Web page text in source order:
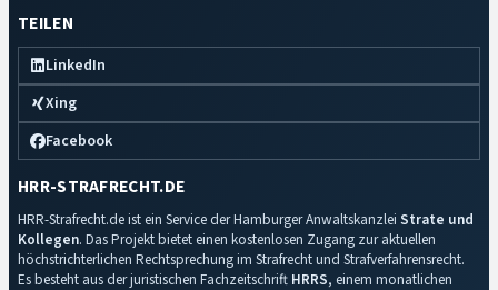
TEILEN
LinkedIn
Xing
Facebook
HRR-STRAFRECHT.DE
HRR-Strafrecht.de ist ein Service der Hamburger Anwaltskanzlei Strate und
Kollegen. Das Projekt bietet einen kostenlosen Zugang zur aktuellen
höchstrichterlichen Rechtsprechung im Strafrecht und Strafverfahrensrecht.
Es besteht aus der juristischen Fachzeitschrift HRRS, einem monatlichen